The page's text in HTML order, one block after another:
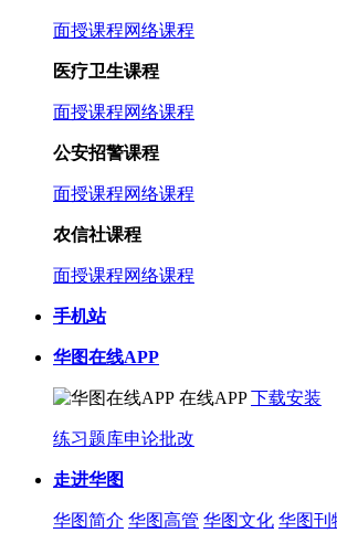
面授课程网络课程
医疗卫生课程
面授课程网络课程
公安招警课程
面授课程网络课程
农信社课程
面授课程网络课程
手机站
华图在线APP
在线APP 下载安装
练习题库申论批改
走进华图
华图简介 华图高管 华图文化 华图刊